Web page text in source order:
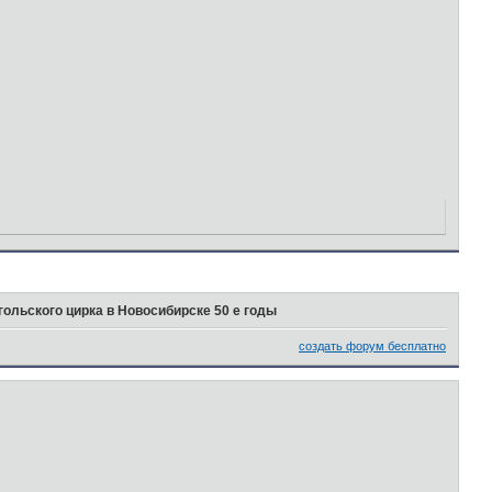
цирка в Новосибирске 50 е годы
создать форум бесплатно